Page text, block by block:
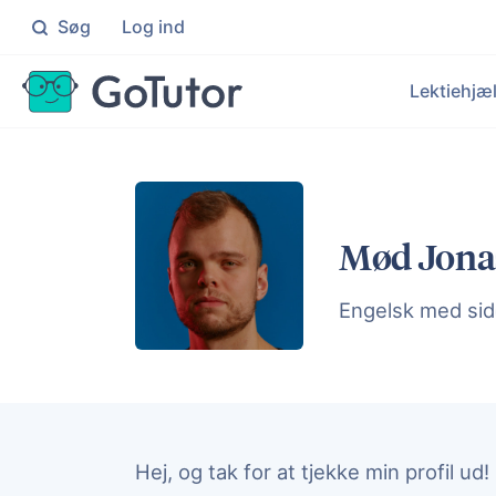
Søg Log ind
Målrettet hjælp til elever på
Få
Mød
Engelsk med
Hej, og tak for at tjekke min profil ud!